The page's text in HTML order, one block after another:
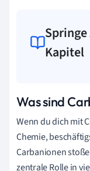
Kapitel
Was sind
Wenn du dich mit
Chemie,
Carbanionen
zentrale Rolle in